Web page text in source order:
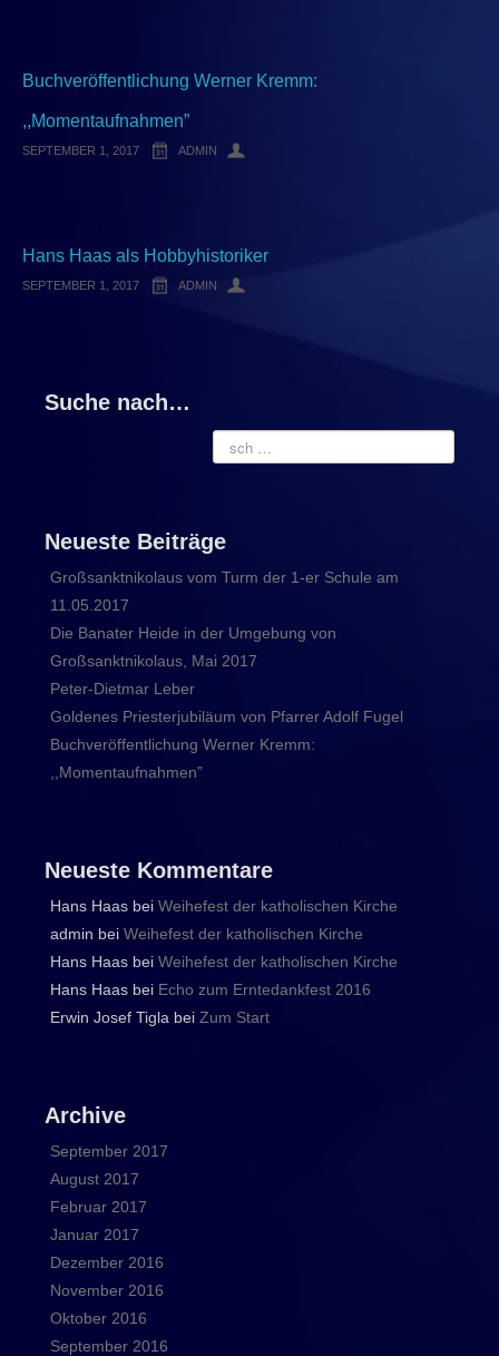
Buchveröffentlichung Werner Kremm:
,,Momentaufnahmen”
SEPTEMBER 1, 2017 ADMIN
Hans Haas als Hobbyhistoriker
SEPTEMBER 1, 2017 ADMIN
Suche nach…
Neueste Beiträge
Großsanktnikolaus vom Turm der 1-er Schule am
11.05.2017
Die Banater Heide in der Umgebung von
Großsanktnikolaus, Mai 2017
Peter-Dietmar Leber
Goldenes Priesterjubiläum von Pfarrer Adolf Fugel
Buchveröffentlichung Werner Kremm:
,,Momentaufnahmen”
Neueste Kommentare
Hans Haas bei Weihefest der katholischen Kirche
admin bei Weihefest der katholischen Kirche
Hans Haas bei Weihefest der katholischen Kirche
Hans Haas bei Echo zum Erntedankfest 2016
Erwin Josef Tigla bei Zum Start
Archive
September 2017
August 2017
Februar 2017
Januar 2017
Dezember 2016
November 2016
Oktober 2016
September 2016